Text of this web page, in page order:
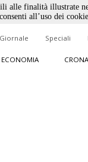
Giornale Speciali
ECONOMIA
finalità illustrate
all’uso dei